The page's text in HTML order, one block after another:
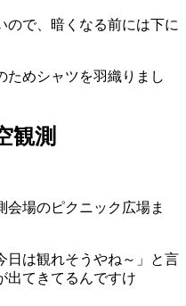
ので、暗くなる前には下に
ためシャツを羽織りまし
観測
会場のピクニック広場ま
日は観れそうやね～」と言
出てきてるんですけ